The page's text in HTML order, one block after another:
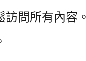
問所有內容。